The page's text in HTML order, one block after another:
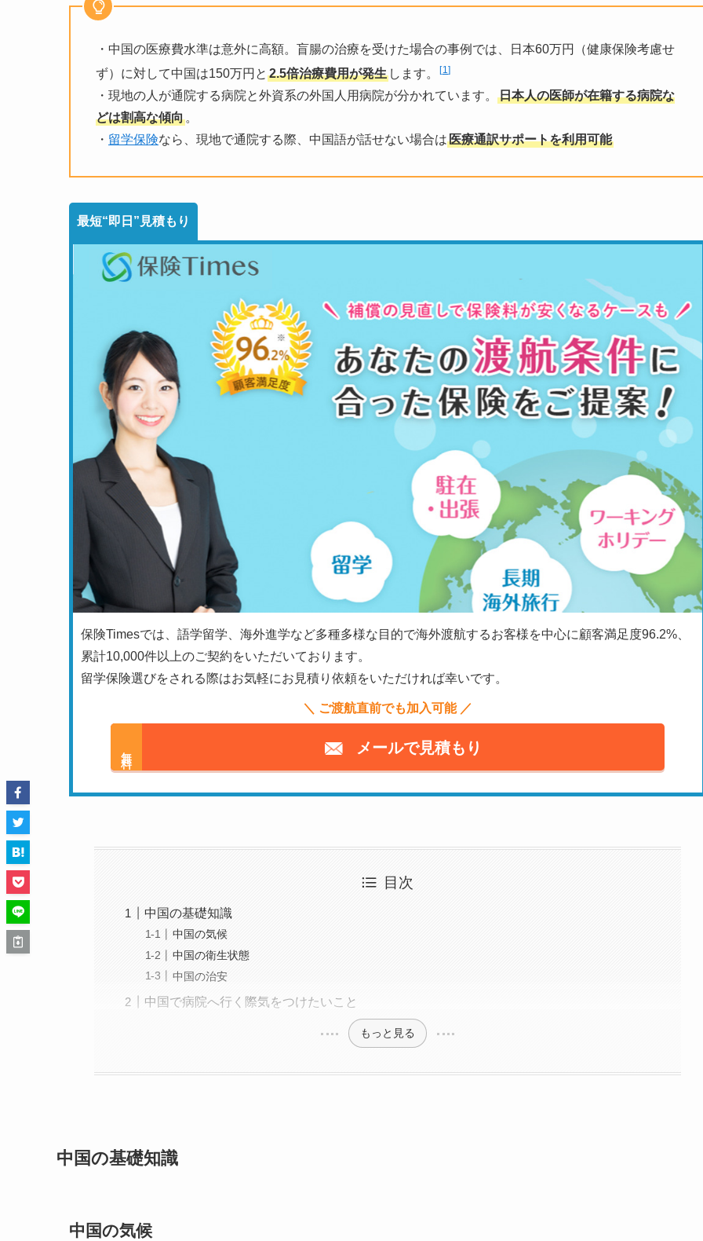
・中国の医療費水準は意外に高額。盲腸の治療を受けた場合の事例では、日本60万円（健康保険考慮せ
ず）に対して中国は150万円と 2.5倍治療費用が発生 します。 1
・現地の人が通院する病院と外資系の外国人用病院が分かれています。
日本人の医師が在籍する病院な
どは割高な傾向 。
・ 留学保険なら、現地で通院する際、中国語が話せない場合は医療通訳サポートを利用可能
最短“即日”見積もり
保険Timesでは、語学留学、海外進学など多種多様な目的で海外渡航するお客様を中心に顧客満足度96.2%、
累計10,000件以上のご契約をいただいております。
留学保険選びをされる際はお気軽にお見積り依頼をいただければ幸いです。
＼ ご渡航直前でも加入可能 ／
メールで見積もり
目次
中国の基礎知識
中国の気候
中国の衛生状態
中国の治安
中国で病院へ行く際気をつけたいこと
もっと見る
中国の基礎知識
中国の気候